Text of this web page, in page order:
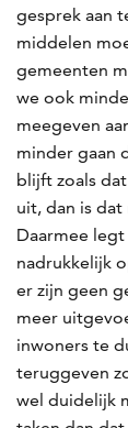
gesprek aan
middelen
gemeenten
we ook
meegeven
minder gaan
blijft zoals
uit, dan is
Daarmee
nadrukkelijk
er zijn geen
meer
inwoners te
teruggeven
wel duidelijk